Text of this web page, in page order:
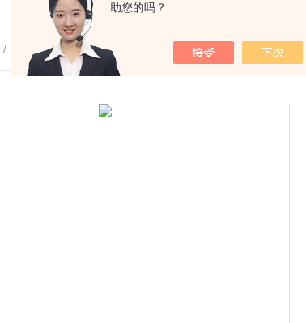
助您的吗？
/ PRODUCTS 您的位置：